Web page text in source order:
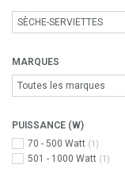
MARQUES
PUISSANCE (W)
70 - 500 Watt (1)
501 - 1000 Watt (1)